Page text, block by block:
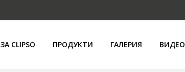
ЗА CLIPSO ПРОДУКТИ ГАЛЕРИЯ ВИДЕО